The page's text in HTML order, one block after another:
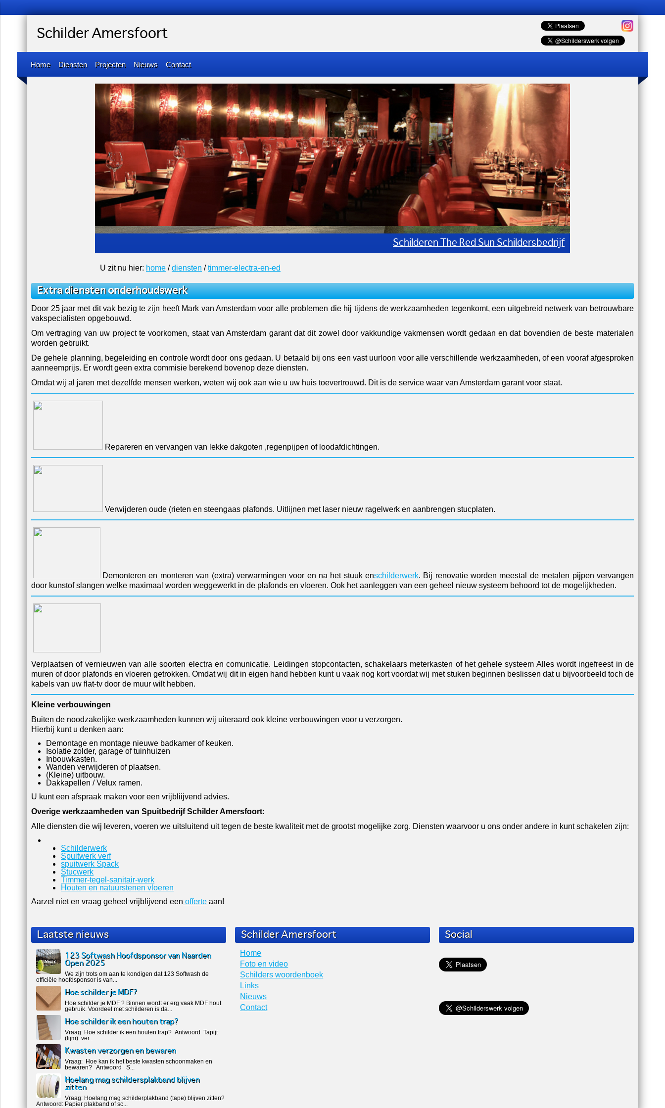
Schilder Amersfoort
Home Diensten Projecten Nieuws Contact
Schilderen The Red Sun Schildersbedrijf
U zit nu hier: home /diensten /timmer-electra-en-ed
Extra diensten onderhoudswerk
Door 25 jaar met dit vak bezig te zijn heeft Mark van Amsterdam voor alle problemen die hij tijdens de werkzaamheden tegenkomt, een uitgebreid netwerk van betrouwbare
vakspecialisten opgebouwd.
Om vertraging van uw project te voorkomen, staat van Amsterdam garant dat dit zowel door vakkundige vakmensen wordt gedaan en dat bovendien de beste materialen
worden gebruikt.
De gehele planning, begeleiding en controle wordt door ons gedaan. U betaald bij ons een vast uurloon voor alle verschillende werkzaamheden, of een vooraf afgesproken
aanneemprijs. Er wordt geen extra commisie berekend bovenop deze diensten.
Omdat wij al jaren met dezelfde mensen werken, weten wij ook aan wie u uw huis toevertrouwd. Dit is de service waar van Amsterdam garant voor staat.
Repareren en vervangen van lekke dakgoten ,regenpijpen of loodafdichtingen.
Verwijderen oude (rieten en steengaas plafonds. Uitlijnen met laser nieuw ragelwerk en aanbrengen stucplaten.
Demonteren en monteren van (extra) verwarmingen voor en na het stuuk enschilderwerk. Bij renovatie worden meestal de metalen pijpen vervangen
door kunstof slangen welke maximaal worden weggewerkt in de plafonds en vloeren. Ook het aanleggen van een geheel nieuw systeem behoord tot de mogelijkheden.
Verplaatsen of vernieuwen van alle soorten electra en comunicatie. Leidingen stopcontacten, schakelaars meterkasten of het gehele systeem Alles wordt ingefreest in de
muren of door plafonds en vloeren getrokken. Omdat wij dit in eigen hand hebben kunt u vaak nog kort voordat wij met stuken beginnen beslissen dat u bijvoorbeeld toch de
kabels van uw flat-tv door de muur wilt hebben.
Kleine verbouwingen
Buiten de noodzakelijke werkzaamheden kunnen wij uiteraard ook kleine verbouwingen voor u verzorgen.
Hierbij kunt u denken aan:
Demontage en montage nieuwe badkamer of keuken.
Isolatie zolder, garage of tuinhuizen
Inbouwkasten.
Wanden verwijderen of plaatsen.
(Kleine) uitbouw.
Dakkapellen / Velux ramen.
U kunt een afspraak maken voor een vrijbliijvend advies.
Overige werkzaamheden van Spuitbedrijf Schilder Amersfoort:
Alle diensten die wij leveren, voeren we uitsluitend uit tegen de beste kwaliteit met de grootst mogelijke zorg. Diensten waarvoor u ons onder andere in kunt schakelen zijn:
Schilderwerk
Spuitwerk verf
spuitwerk Spack
Stucwerk
Timmer-tegel-sanitair-werk
Houten en natuurstenen vloeren
Aarzel niet en vraag geheel vrijblijvend een offerte aan!
Laatste nieuws
123 Softwash Hoofdsponsor van Naarden
Open 2025
We zijn trots om aan te kondigen dat 123 Softwash de
officiële hoofdsponsor is van...
Hoe schilder je MDF?
Hoe schilder je MDF ? Binnen wordt er erg vaak MDF hout
gebruik. Voordeel met schilderen is da...
Hoe schilder ik een houten trap?
Vraag: Hoe schilder ik een houten trap? Antwoord Tapijt
(lijm) ver...
Kwasten verzorgen en bewaren
Vraag: Hoe kan ik het beste kwasten schoonmaken en
bewaren? Antwoord S...
Hoelang mag schildersplakband blijven
zitten
Vraag: Hoelang mag schilderplakband (tape) blijven zitten?
Antwoord: Papier plakband of sc...
Schilder Amersfoort
Home
Foto en video
Schilders woordenboek
Links
Nieuws
Contact
Social